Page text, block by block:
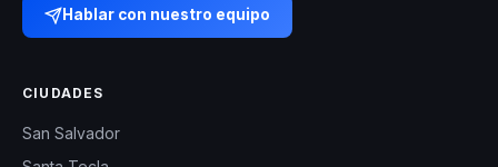
Hablar con nuestro equipo
CIUDADES
San Salvador